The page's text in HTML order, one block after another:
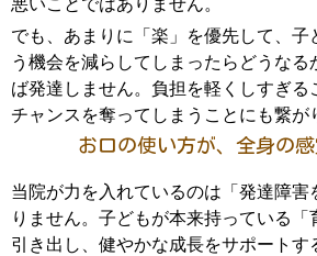
悪いことではありません。
でも、あまりに「楽」を優先して、子
う機会を減らしてしまったらどうなる
ば発達しません。負担を軽くしすぎる
チャンスを奪ってしまうことにも繋が
お口の使い方が、全身の
当院が力を入れているのは「発達障害
りません。子どもが本来持っている「
引き出し、健やかな成長をサポートす